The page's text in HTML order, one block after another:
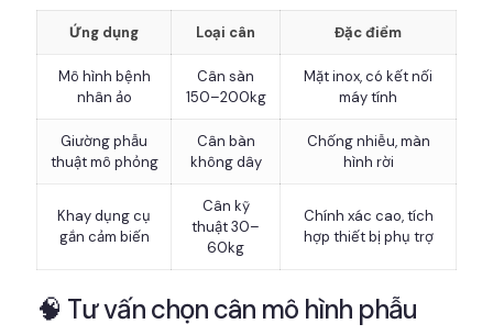
Ứng dụng Loại cân Đặc điểm
Mô hình bệnh
nhân ảo
Cân sàn
150–200kg
Mặt inox, có kết nối
máy tính
Giường phẫu
thuật mô phỏng
Cân bàn
không dây
Chống nhiễu, màn
hình rời
Khay dụng cụ
gắn cảm biến
Cân kỹ
thuật 30–
60kg
Chính xác cao, tích
hợp thiết bị phụ trợ
🧠 Tư vấn chọn cân mô hình phẫu